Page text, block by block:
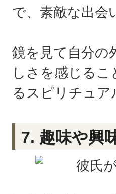
で、素敵な出会
鏡を見て自分の
しさを感じる
るスピリチュア
7. 趣味や興